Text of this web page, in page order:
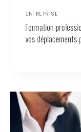
ENTREPRISE
Formation
vos déplacements